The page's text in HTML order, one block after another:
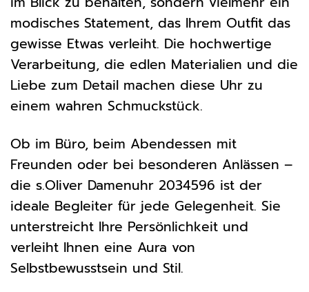
modisches Statement, das Ihrem Outfit das
gewisse Etwas verleiht. Die hochwertige
Verarbeitung, die edlen Materialien und die
Liebe zum Detail machen diese Uhr zu
einem wahren Schmuckstück.
Ob im Büro, beim Abendessen mit
Freunden oder bei besonderen Anlässen –
die s.Oliver Damenuhr 2034596 ist der
ideale Begleiter für jede Gelegenheit. Sie
unterstreicht Ihre Persönlichkeit und
verleiht Ihnen eine Aura von
Selbstbewusstsein und Stil.